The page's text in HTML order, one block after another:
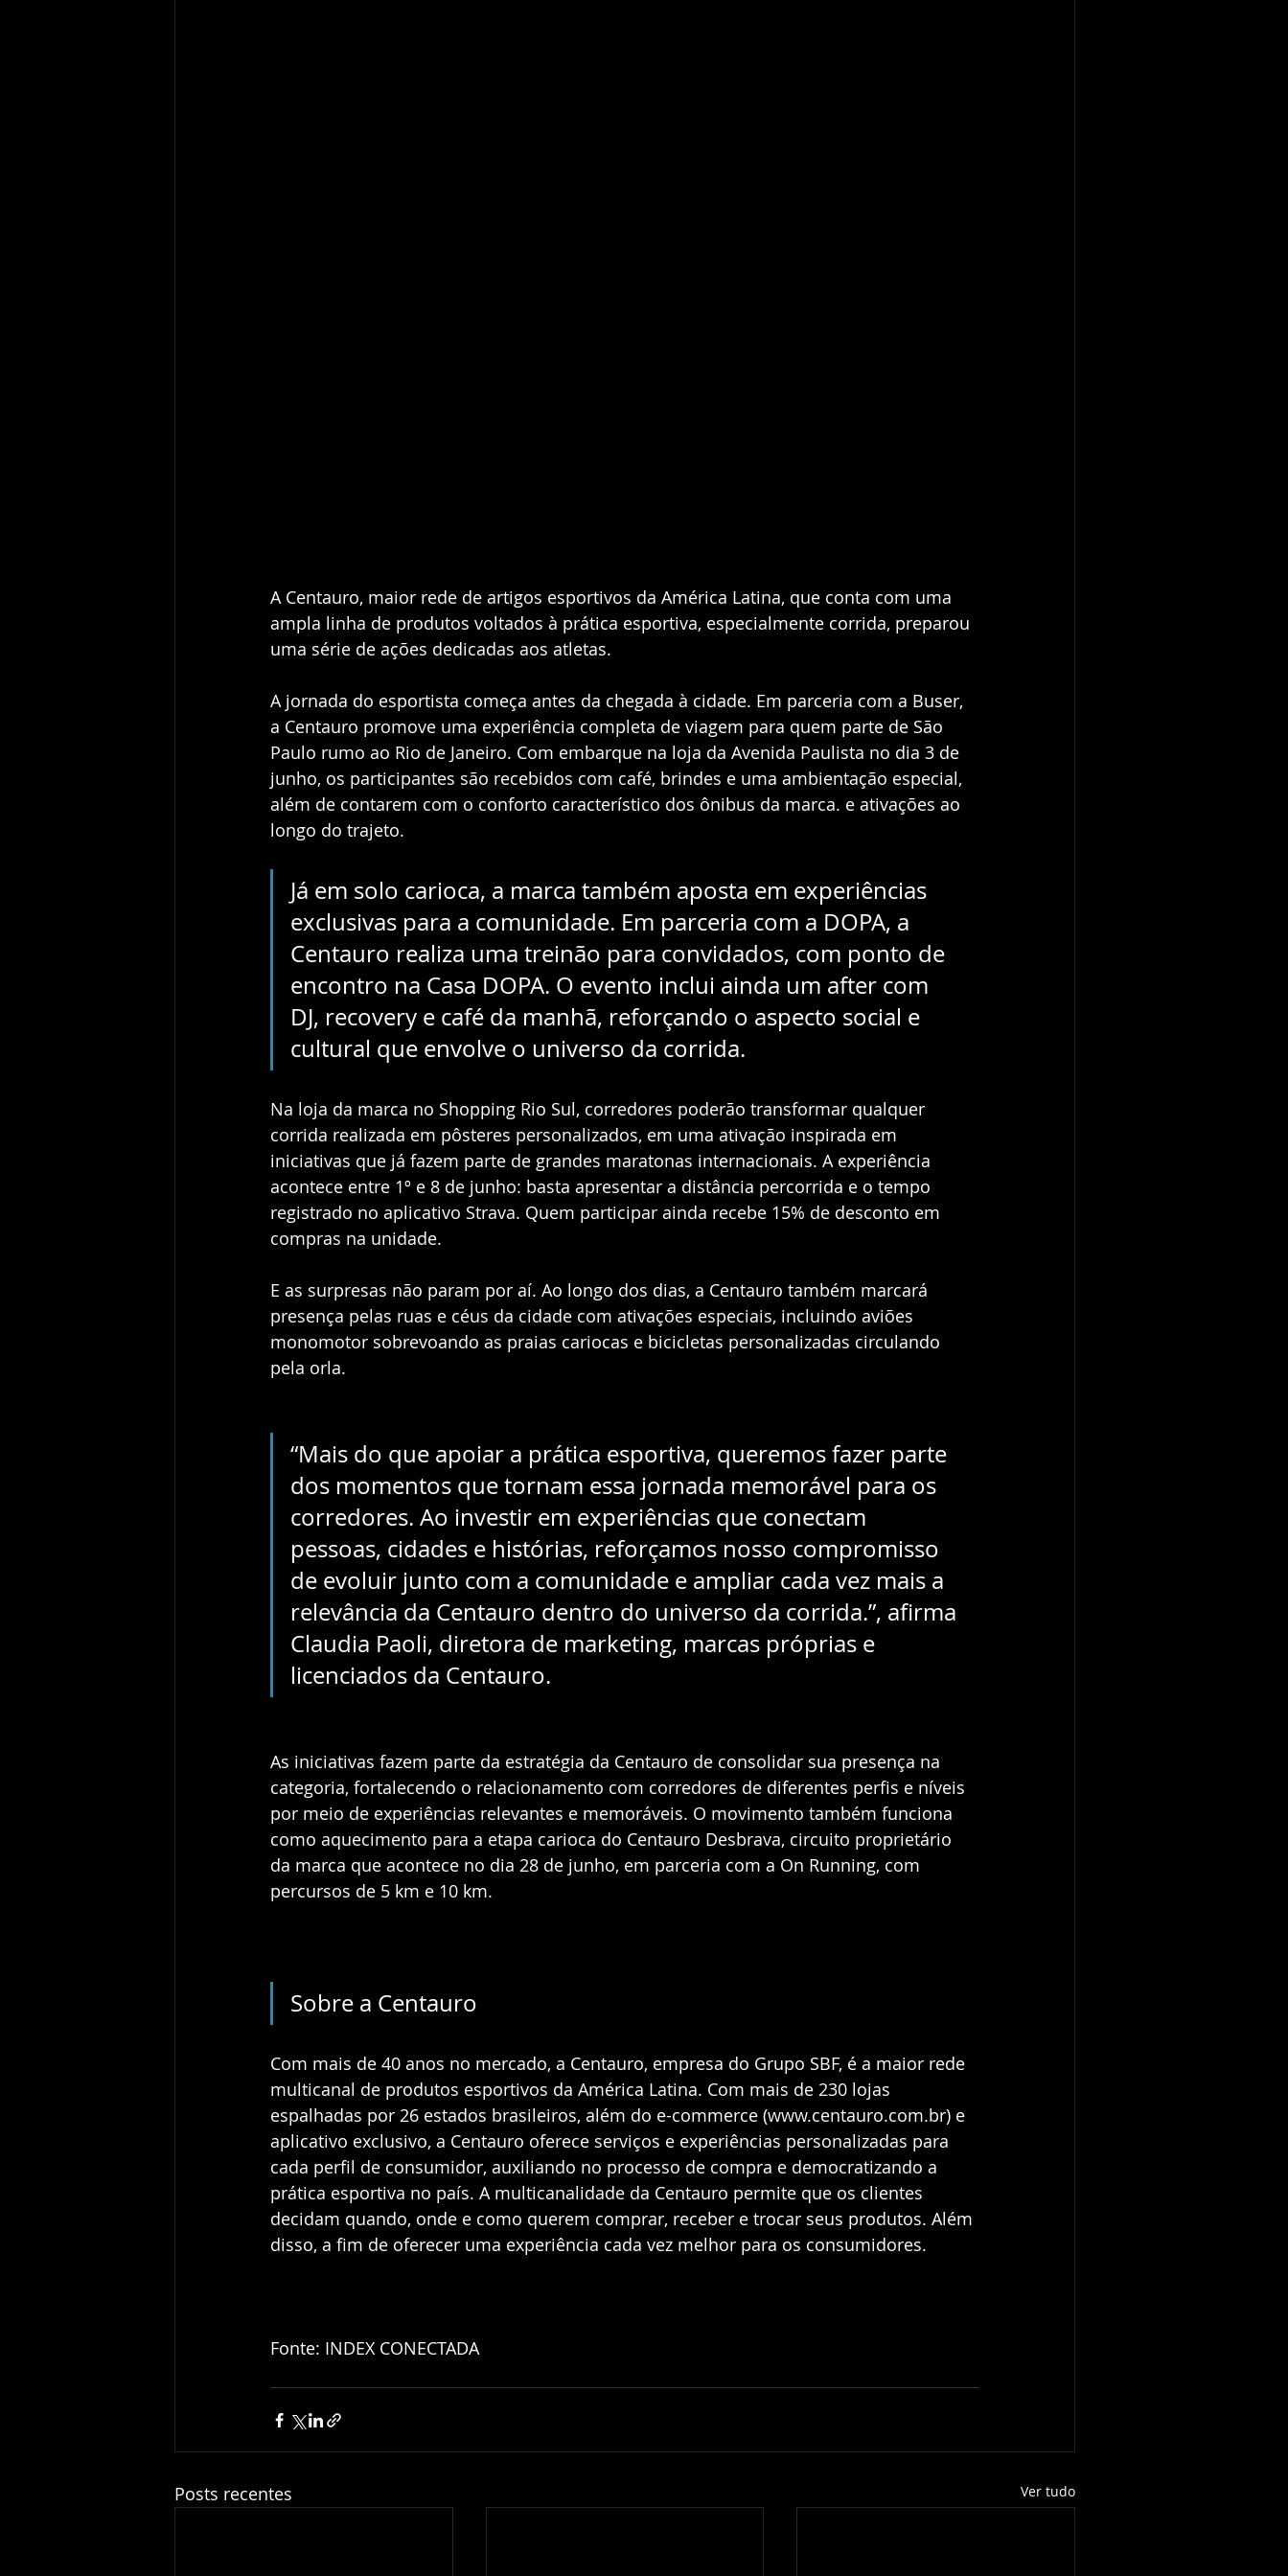
A Centauro, maior rede de artigos esportivos da América Latina, que conta com uma
ampla linha de produtos voltados à prática esportiva, especialmente corrida, preparou
uma série de ações dedicadas aos atletas.
A jornada do esportista começa antes da chegada à cidade. Em parceria com a Buser,
a Centauro promove uma experiência completa de viagem para quem parte de São
Paulo rumo ao Rio de Janeiro. Com embarque na loja da Avenida Paulista no dia 3 de
junho, os participantes são recebidos com café, brindes e uma ambientação especial,
além de contarem com o conforto característico dos ônibus da marca. e ativações ao
longo do trajeto.
Já em solo carioca, a marca também aposta em experiências
exclusivas para a comunidade. Em parceria com a DOPA, a
Centauro realiza uma treinão para convidados, com ponto de
encontro na Casa DOPA. O evento inclui ainda um after com
DJ, recovery e café da manhã, reforçando o aspecto social e
cultural que envolve o universo da corrida.
Na loja da marca no Shopping Rio Sul, corredores poderão transformar qualquer
corrida realizada em pôsteres personalizados, em uma ativação inspirada em
iniciativas que já fazem parte de grandes maratonas internacionais. A experiência
acontece entre 1º e 8 de junho: basta apresentar a distância percorrida e o tempo
registrado no aplicativo Strava. Quem participar ainda recebe 15% de desconto em
compras na unidade.
E as surpresas não param por aí. Ao longo dos dias, a Centauro também marcará
presença pelas ruas e céus da cidade com ativações especiais, incluindo aviões
monomotor sobrevoando as praias cariocas e bicicletas personalizadas circulando
pela orla.
“Mais do que apoiar a prática esportiva, queremos fazer parte
dos momentos que tornam essa jornada memorável para os
corredores. Ao investir em experiências que conectam
pessoas, cidades e histórias, reforçamos nosso compromisso
de evoluir junto com a comunidade e ampliar cada vez mais a
relevância da Centauro dentro do universo da corrida.”, afirma
Claudia Paoli, diretora de marketing, marcas próprias e
licenciados da Centauro.
As iniciativas fazem parte da estratégia da Centauro de consolidar sua presença na
categoria, fortalecendo o relacionamento com corredores de diferentes perfis e níveis
por meio de experiências relevantes e memoráveis. O movimento também funciona
como aquecimento para a etapa carioca do Centauro Desbrava, circuito proprietário
da marca que acontece no dia 28 de junho, em parceria com a On Running, com
percursos de 5 km e 10 km.
Sobre a Centauro
Com mais de 40 anos no mercado, a Centauro, empresa do Grupo SBF, é a maior rede
multicanal de produtos esportivos da América Latina. Com mais de 230 lojas
espalhadas por 26 estados brasileiros, além do e-commerce (www.centauro.com.br) e
aplicativo exclusivo, a Centauro oferece serviços e experiências personalizadas para
cada perfil de consumidor, auxiliando no processo de compra e democratizando a
prática esportiva no país. A multicanalidade da Centauro permite que os clientes
decidam quando, onde e como querem comprar, receber e trocar seus produtos. Além
disso, a fim de oferecer uma experiência cada vez melhor para os consumidores.
Fonte: INDEX CONECTADA
Posts recentes Ver tudo